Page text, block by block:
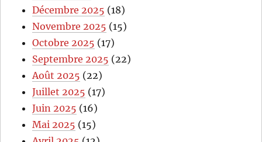
Décembre 2025 (18)
Novembre 2025 (15)
Octobre 2025 (17)
Septembre 2025 (22)
Août 2025 (22)
Juillet 2025 (17)
Juin 2025 (16)
Mai 2025 (15)